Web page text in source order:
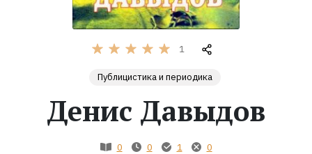
Экранизации
1
Публицистика и периодика
Денис Давыдов
0 0 1 0